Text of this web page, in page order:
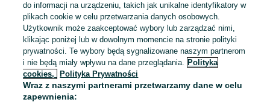
To ogłoszenie nie jest już dostępne
do informacji na urządzeniu, takich jak unikalne identyfikatory w
plikach cookie w celu przetwarzania danych osobowych.
Użytkownik może zaakceptować wybory lub zarządzać nimi,
klikając poniżej lub w dowolnym momencie na stronie polityki
prywatności. Te wybory będą sygnalizowane naszym partnerom
i nie będą miały wpływu na dane przeglądania. Polityka
cookies,
Polityka Prywatności
Wraz z naszymi partnerami przetwarzamy dane w celu
zapewnienia: